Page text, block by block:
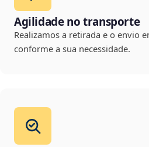
Agilidade no transporte
Realizamos a retirada e o envio
conforme a sua necessidade.